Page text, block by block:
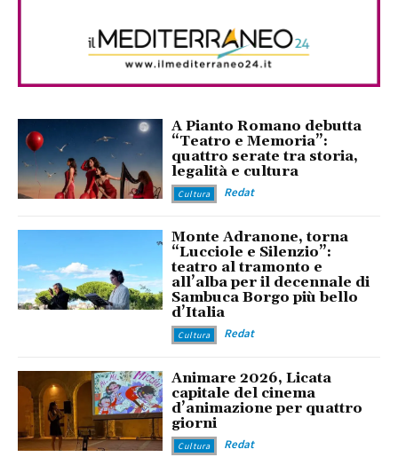
A Pianto Romano debutta
“Teatro e Memoria”:
quattro serate tra storia,
legalità e cultura
Cultura Redat
Monte Adranone, torna
“Lucciole e Silenzio”:
teatro al tramonto e
all’alba per il decennale di
Sambuca Borgo più bello
d’Italia
Cultura Redat
Animare 2026, Licata
capitale del cinema
d’animazione per quattro
giorni
Cultura Redat